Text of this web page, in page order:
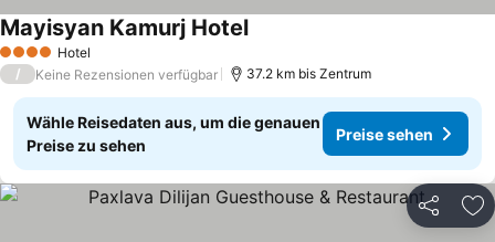
4 Sterne Hotel
Mayisyan Kamurj HotelPreise sehen
/ Keine Rezensionen verfügbar 37.2 km bis Zentrum
Wähle Reisedaten aus, um die genauen
Preise zu sehen
Preise sehen
Teilen